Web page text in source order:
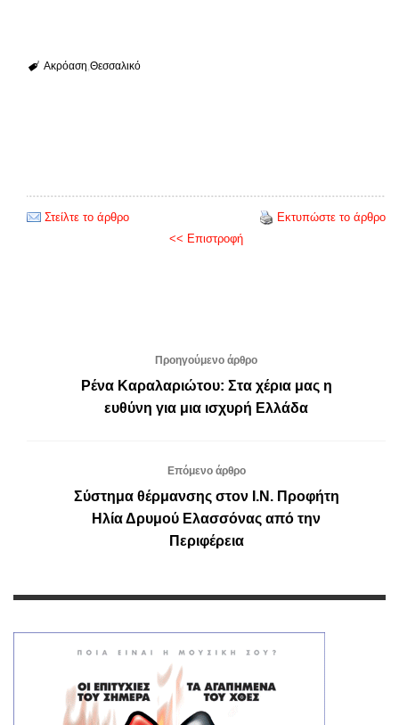
Ακρόαση Θεσσαλικό
Στείλτε το άρθρο
Εκτυπώστε το άρθρο
<< Επιστροφή
Προηγούμενο άρθρο
Ρένα Καραλαριώτου: Στα χέρια μας η
ευθύνη για μια ισχυρή Ελλάδα
Επόμενο άρθρο
Σύστημα θέρμανσης στον Ι.Ν. Προφήτη
Ηλία Δρυμού Ελασσόνας από την
Περιφέρεια